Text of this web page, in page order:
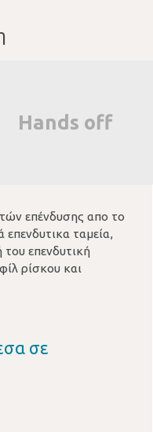
Hands off
επένδυσης απο το
ταμεία,
επενδυτική
ρίσκου και
σε